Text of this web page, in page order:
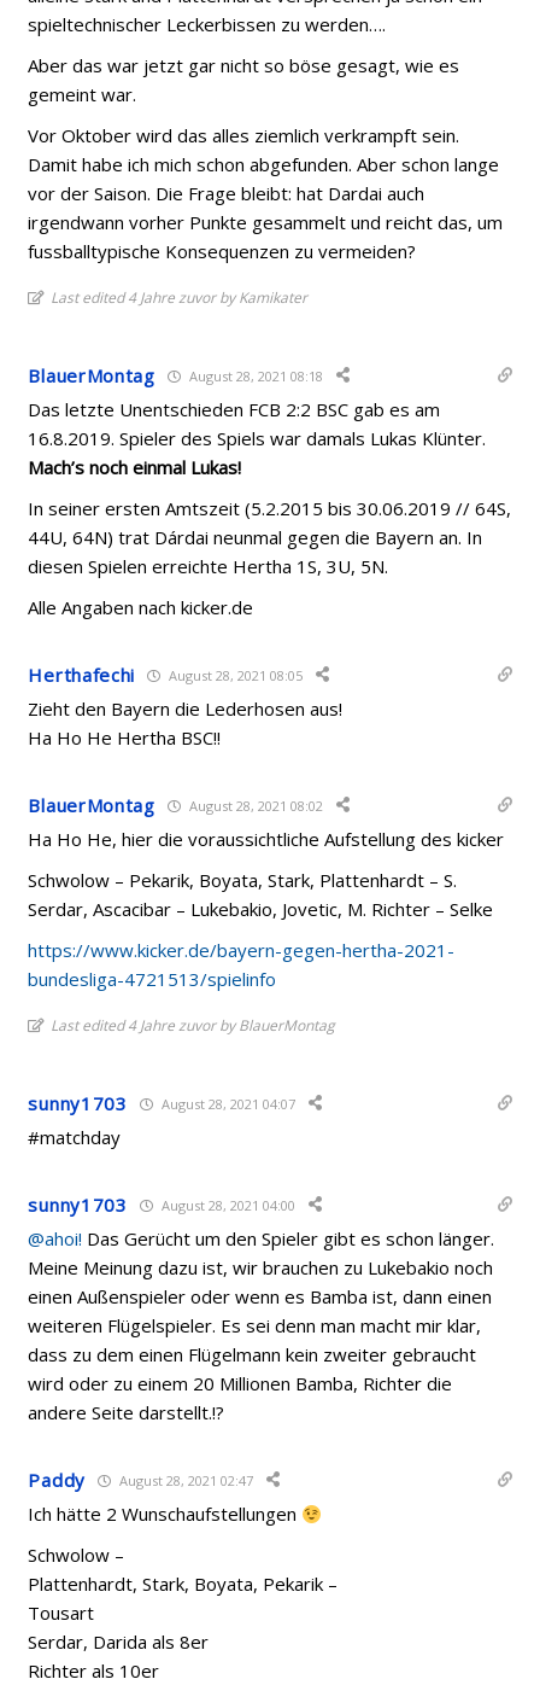
spieltechnischer Leckerbissen zu werden….
Aber das war jetzt gar nicht so böse gesagt, wie es
gemeint war.
Vor Oktober wird das alles ziemlich verkrampft sein.
Damit habe ich mich schon abgefunden. Aber schon lange
vor der Saison. Die Frage bleibt: hat Dardai auch
irgendwann vorher Punkte gesammelt und reicht das, um
fussballtypische Konsequenzen zu vermeiden?
Last edited 4 Jahre zuvor by Kamikater
BlauerMontag August 28, 2021 08:18
Das letzte Unentschieden FCB 2:2 BSC gab es am
16.8.2019. Spieler des Spiels war damals Lukas Klünter.
Mach’s noch einmal Lukas!
In seiner ersten Amtszeit (5.2.2015 bis 30.06.2019 // 64S,
44U, 64N) trat Dárdai neunmal gegen die Bayern an. In
diesen Spielen erreichte Hertha 1S, 3U, 5N.
Alle Angaben nach kicker.de
Herthafechi August 28, 2021 08:05
Zieht den Bayern die Lederhosen aus!
Ha Ho He Hertha BSC!!
BlauerMontag August 28, 2021 08:02
Ha Ho He, hier die voraussichtliche Aufstellung des kicker
Schwolow – Pekarik, Boyata, Stark, Plattenhardt – S.
Serdar, Ascacibar – Lukebakio, Jovetic, M. Richter – Selke
https://www.kicker.de/bayern-gegen-hertha-2021-
bundesliga-4721513/spielinfo
Last edited 4 Jahre zuvor by BlauerMontag
sunny1703 August 28, 2021 04:07
#matchday
sunny1703 August 28, 2021 04:00
@ahoi! Das Gerücht um den Spieler gibt es schon länger.
Meine Meinung dazu ist, wir brauchen zu Lukebakio noch
einen Außenspieler oder wenn es Bamba ist, dann einen
weiteren Flügelspieler. Es sei denn man macht mir klar,
dass zu dem einen Flügelmann kein zweiter gebraucht
wird oder zu einem 20 Millionen Bamba, Richter die
andere Seite darstellt.!?
Paddy August 28, 2021 02:47
Ich hätte 2 Wunschaufstellungen
Schwolow –
Plattenhardt, Stark, Boyata, Pekarik –
Tousart
Serdar, Darida als 8er
Richter als 10er